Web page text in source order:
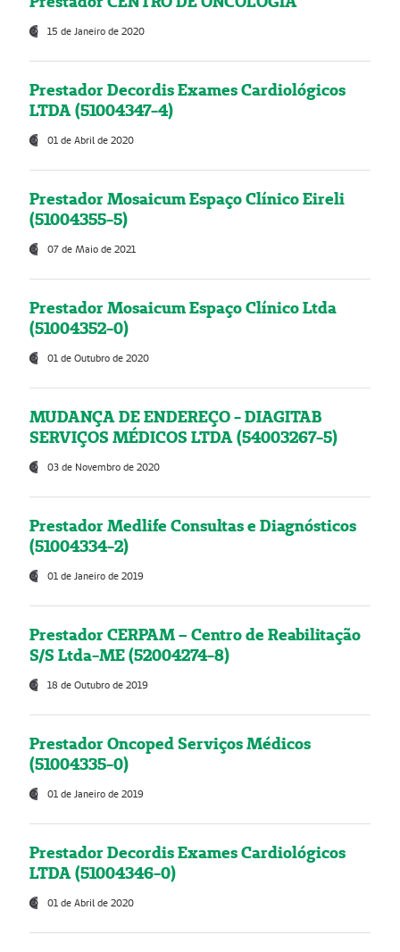
15 de Janeiro de 2020
Prestador Decordis Exames Cardiológicos
LTDA (51004347-4)
01 de Abril de 2020
Prestador Mosaicum Espaço Clínico Eireli
(51004355-5)
07 de Maio de 2021
Prestador Mosaicum Espaço Clínico Ltda
(51004352-0)
01 de Outubro de 2020
MUDANÇA DE ENDEREÇO - DIAGITAB
SERVIÇOS MÉDICOS LTDA (54003267-5)
03 de Novembro de 2020
Prestador Medlife Consultas e Diagnósticos
(51004334-2)
01 de Janeiro de 2019
Prestador CERPAM – Centro de Reabilitação
S/S Ltda-ME (52004274-8)
18 de Outubro de 2019
Prestador Oncoped Serviços Médicos
(51004335-0)
01 de Janeiro de 2019
Prestador Decordis Exames Cardiológicos
LTDA (51004346-0)
01 de Abril de 2020